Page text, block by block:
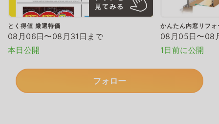
とく得値 厳選特価
08月06日〜08月31日まで
本日公開
かんたん内窓リフォ
08月05日〜08
1日前に公開
フォロー